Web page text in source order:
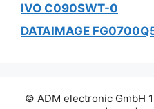
IVO C090SWT-0
DATAIMAGE
© ADM electronic GmbH